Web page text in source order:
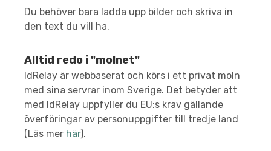
Du behöver bara ladda upp bilder och skriva in
den text du vill ha.
Alltid redo i "molnet"
IdRelay är webbaserat och körs i ett privat moln
med sina servrar inom Sverige. Det betyder att
med IdRelay uppfyller du EU:s krav gällande
överföringar av personuppgifter till tredje land
(Läs mer här).